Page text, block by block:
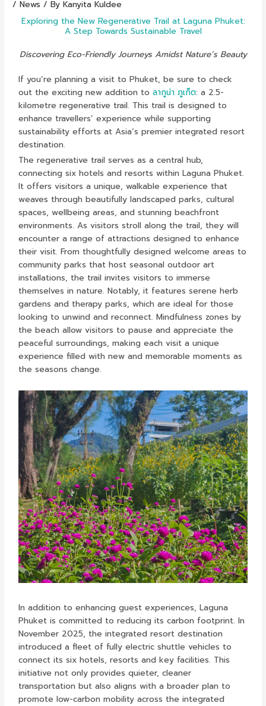
/News / ByKanyita Kuldee
Exploring the New Regenerative Trail at Laguna Phuket:
A Step Towards Sustainable Travel
Discovering Eco-Friendly Journeys Amidst Nature’s Beauty
If you’re planning a visit to Phuket, be sure to check
out the exciting new addition toลากูน่า ภูเก็ต: a 2.5-
kilometre regenerative trail. This trail is designed to
enhance travellers’ experience while supporting
sustainability efforts at Asia’s premier integrated resort
destination.
The regenerative trail serves as a central hub,
connecting six hotels and resorts within Laguna Phuket.
It offers visitors a unique, walkable experience that
weaves through beautifully landscaped parks, cultural
spaces, wellbeing areas, and stunning beachfront
environments. As visitors stroll along the trail, they will
encounter a range of attractions designed to enhance
their visit. From thoughtfully designed welcome areas to
community parks that host seasonal outdoor art
installations, the trail invites visitors to immerse
themselves in nature. Notably, it features serene herb
gardens and therapy parks, which are ideal for those
looking to unwind and reconnect. Mindfulness zones by
the beach allow visitors to pause and appreciate the
peaceful surroundings, making each visit a unique
experience filled with new and memorable moments as
the seasons change.
In addition to enhancing guest experiences, Laguna
Phuket is committed to reducing its carbon footprint. In
November 2025, the integrated resort destination
introduced a fleet of fully electric shuttle vehicles to
connect its six hotels, resorts and key facilities. This
initiative not only provides quieter, cleaner
transportation but also aligns with a broader plan to
promote low-carbon mobility across the integrated